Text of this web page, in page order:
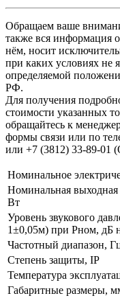
Обращаем ваше
также вся информация
нём, носит
при каких условиях не
определяемой
РФ.
Для получения
стоимости указанных
обращайтесь к
формы связи или по
или +7 (3812) 33-89-01
Номинальное
Номинальная
Вт
Уровень звукового
1±0,05м) при Рном, дБ
Частотный диапазон,
Степень защиты, IP
Температура
Габаритные размеры,